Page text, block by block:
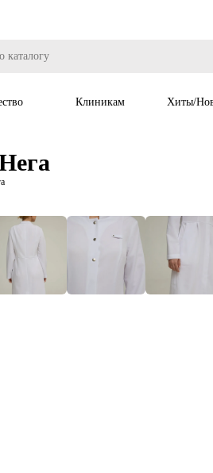
Клиникам Хиты/